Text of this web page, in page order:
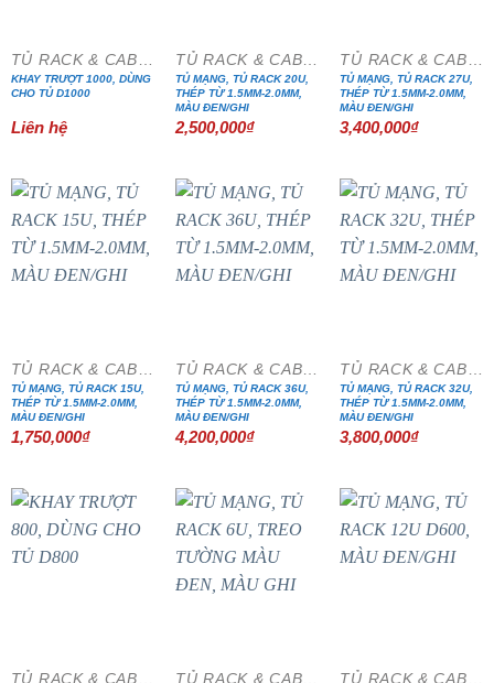
TỦ RACK & CABINET
KHAY TRƯỢT 1000, DÙNG
CHO TỦ D1000
Liên hệ
TỦ RACK & CABINET
TỦ MẠNG, TỦ RACK 20U,
THÉP TỪ 1.5MM-2.0MM,
MÀU ĐEN/GHI
2,500,000₫
TỦ RACK & CABINET
TỦ MẠNG, TỦ RACK 27U,
THÉP TỪ 1.5MM-2.0MM,
MÀU ĐEN/GHI
3,400,000₫
TỦ RACK & CABINET
TỦ MẠNG, TỦ RACK 15U,
THÉP TỪ 1.5MM-2.0MM,
MÀU ĐEN/GHI
1,750,000₫
TỦ RACK & CABINET
TỦ MẠNG, TỦ RACK 36U,
THÉP TỪ 1.5MM-2.0MM,
MÀU ĐEN/GHI
4,200,000₫
TỦ RACK & CABINET
TỦ MẠNG, TỦ RACK 32U,
THÉP TỪ 1.5MM-2.0MM,
MÀU ĐEN/GHI
3,800,000₫
TỦ RACK & CABINET TỦ RACK & CABINET TỦ RACK & CABINET